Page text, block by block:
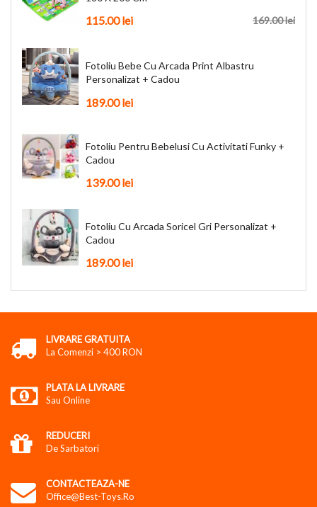
169.00lei
115.00lei
Fotoliu Bebe Cu Arcada Print Albastru
Personalizat + Cadou
189.00lei
Fotoliu Pentru Bebelusi Cu Activitati Funky +
Cadou
139.00lei
Fotoliu Cu Arcada Soricel Gri Personalizat +
Cadou
189.00lei
LIVRARE GRATUITA
La Comenzi > 400 RON
PLATA LA LIVRARE
Sau Online
REDUCERI
De Sarbatori
CONTACTEAZA-NE
Office@best-Toys.ro